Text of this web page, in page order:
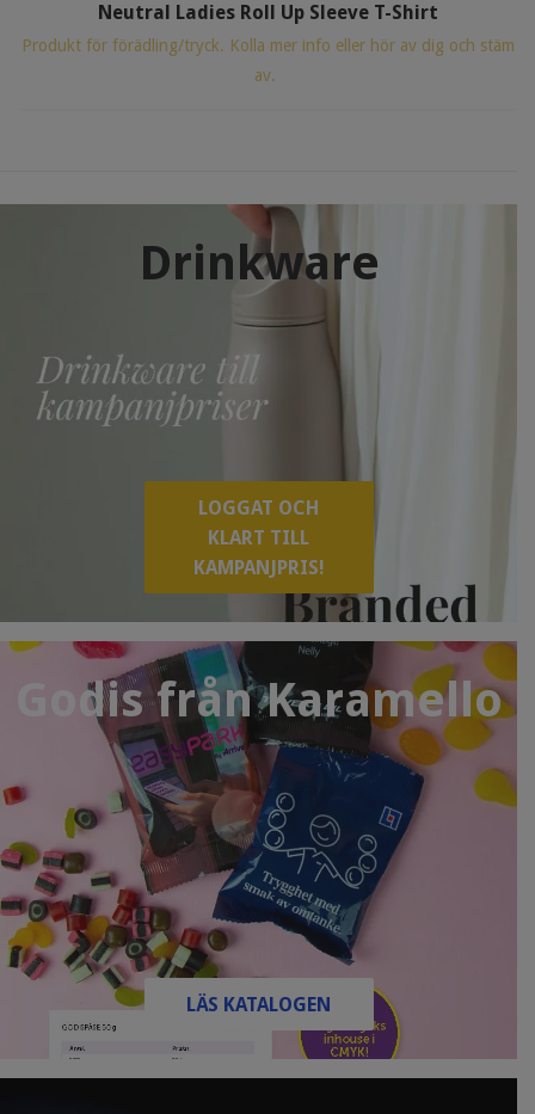
Drinkware
LOGGAT OCH
KLART TILL
KAMPANJPRIS!
Godis från Karamello
LÄS KATALOGEN
Neutral Ladies Roll Up Sleeve T-Shirt
Produkt för förädling/tryck. Kolla mer info eller hör av dig och stäm
av.